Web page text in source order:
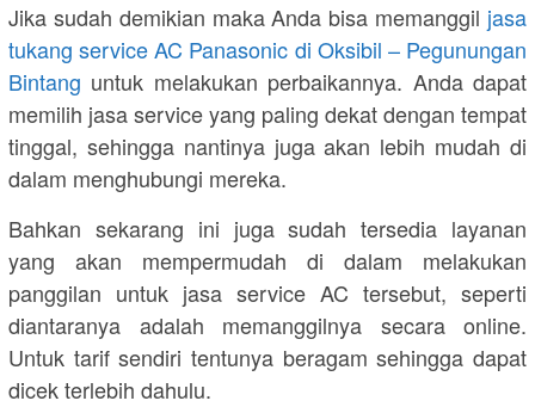
Jika sudah demikian maka Anda bisa memanggil jasa
tukang service AC Panasonic di Oksibil – Pegunungan
Bintang untuk melakukan perbaikannya. Anda dapat
memilih jasa service yang paling dekat dengan tempat
tinggal, sehingga nantinya juga akan lebih mudah di
dalam menghubungi mereka.
Bahkan sekarang ini juga sudah tersedia layanan
yang akan mempermudah di dalam melakukan
panggilan untuk jasa service AC tersebut, seperti
diantaranya adalah memanggilnya secara online.
Untuk tarif sendiri tentunya beragam sehingga dapat
dicek terlebih dahulu.